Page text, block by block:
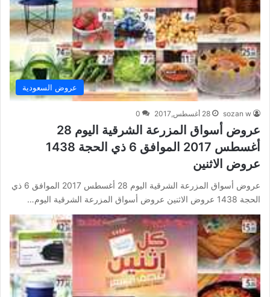
عروض السعودية
sozan w 28 أغسطس,2017 0
عروض أسواق المزرعة الشرقية اليوم 28
أغسطس 2017 الموافق 6 ذي الحجة 1438
عروض الاثنين
عروض أسواق المزرعة الشرقية اليوم 28 أغسطس 2017 الموافق 6 ذي
الحجة 1438 عروض الاثنين عروض أسواق المزرعة الشرقية اليوم…